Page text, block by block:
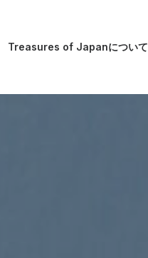
Treasures of Japanについて